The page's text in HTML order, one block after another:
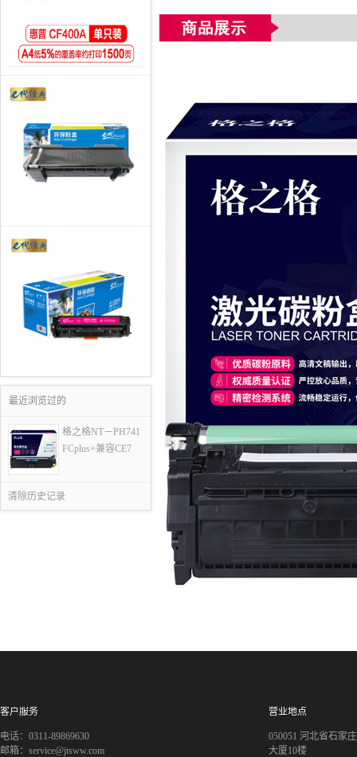
最近浏览过的
格之格NT－PH741
FCplus+兼容CE7
清除历史记录
客户服务
电话：0311-89869630
邮箱：service@jtsww.com
营业地点
050051 河北省石家
大厦10楼